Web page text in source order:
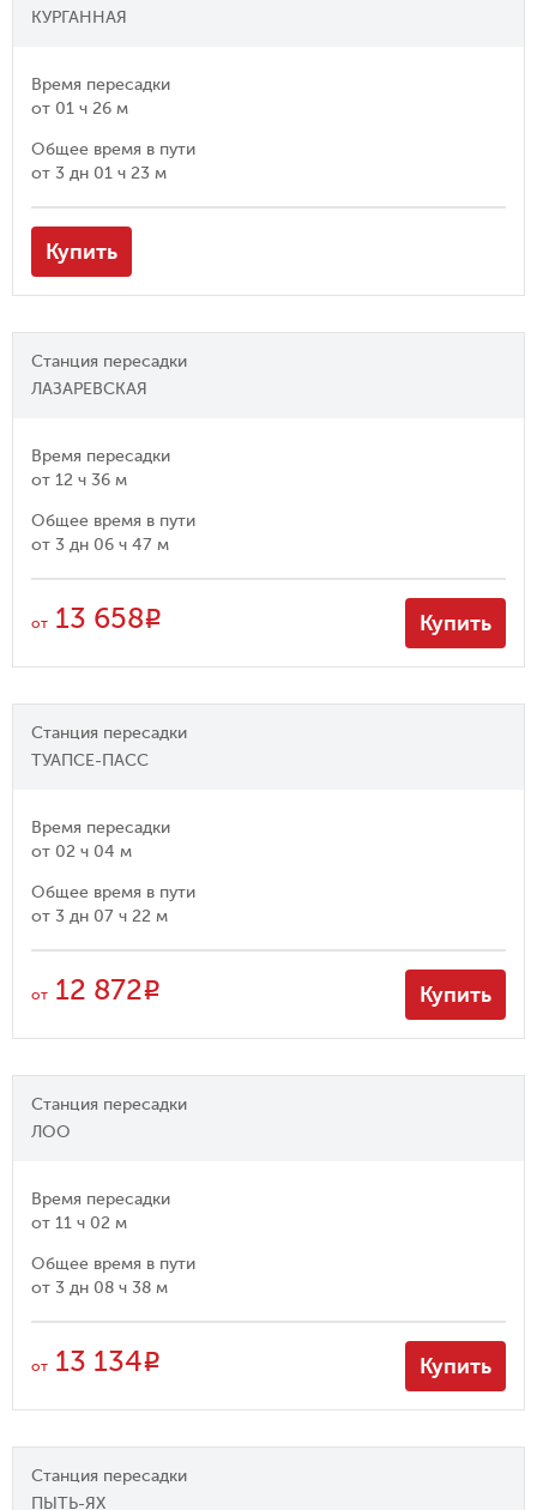
КУРГАННАЯ
Время пересадки
от 01 ч 26 м
Общее время в пути
от 3 дн 01 ч 23 м
Купить
Станция пересадки
ЛАЗАРЕВСКАЯ
Время пересадки
от 12 ч 36 м
Общее время в пути
от 3 дн 06 ч 47 м
от 13 658R Купить
Станция пересадки
ТУАПСЕ-ПАСС
Время пересадки
от 02 ч 04 м
Общее время в пути
от 3 дн 07 ч 22 м
от 12 872R Купить
Станция пересадки
ЛОО
Время пересадки
от 11 ч 02 м
Общее время в пути
от 3 дн 08 ч 38 м
от 13 134R Купить
Станция пересадки
ПЫТЬ-ЯХ